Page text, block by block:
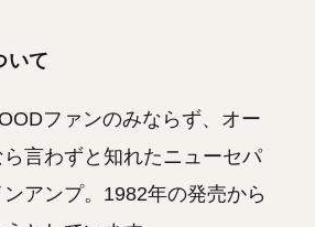
いて
ファンのみならず、オー
言わずと知れたニューセパ
アンプ。1982年の発売から